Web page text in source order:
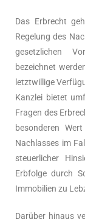
Das Erbrecht
Regelung des
gesetzlichen
bezeichnet
letztwillige
Kanzlei bietet
Fragen des
besonderen
Nachlasses im
steuerlicher
Erbfolge durch
Immobilien zu
Darüber hinaus